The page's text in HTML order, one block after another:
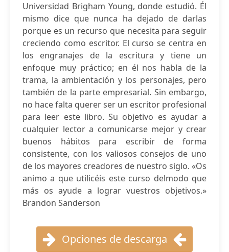
Universidad Brigham Young, donde estudió. Él
mismo dice que nunca ha dejado de darlas
porque es un recurso que necesita para seguir
creciendo como escritor. El curso se centra en
los engranajes de la escritura y tiene un
enfoque muy práctico; en él nos habla de la
trama, la ambientación y los personajes, pero
también de la parte empresarial. Sin embargo,
no hace falta querer ser un escritor profesional
para leer este libro. Su objetivo es ayudar a
cualquier lector a comunicarse mejor y crear
buenos hábitos para escribir de forma
consistente, con los valiosos consejos de uno
de los mayores creadores de nuestro siglo. «Os
animo a que utilicéis este curso delmodo que
más os ayude a lograr vuestros objetivos.»
Brandon Sanderson
Opciones de descarga